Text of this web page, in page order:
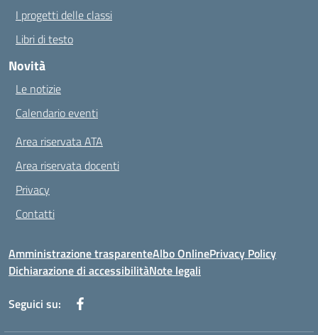
I progetti delle classi
Libri di testo
Novità
Le notizie
Calendario eventi
Area riservata ATA
Area riservata docenti
Privacy
Contatti
Amministrazione trasparenteAlbo OnlinePrivacy Policy
Dichiarazione di accessibilitàNote legali
Seguici su: